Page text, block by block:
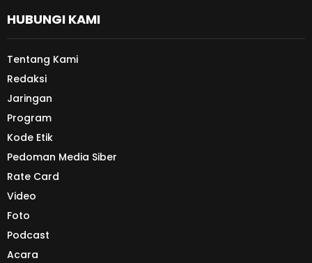
HUBUNGI KAMI
Tentang Kami
Redaksi
Jaringan
Program
Kode Etik
Pedoman Media Siber
Rate Card
Video
Foto
Podcast
Acara